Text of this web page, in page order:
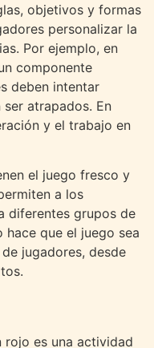
objetivos y formas
personalizar la
Por ejemplo, en
componente
deben intentar
atrapados. En
y el trabajo en
el juego fresco y
a los
diferentes grupos de
que el juego sea
jugadores, desde
rojo es una actividad